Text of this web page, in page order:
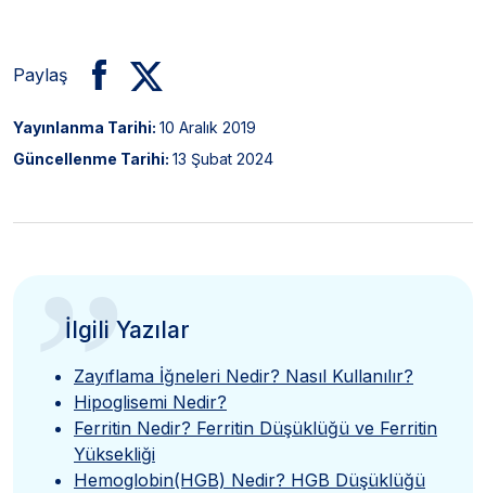
Paylaş
Yayınlanma Tarihi: 10 Aralık 2019
Güncellenme Tarihi: 13 Şubat 2024
”
İlgili Yazılar
Zayıflama İğneleri Nedir? Nasıl Kullanılır?
Hipoglisemi Nedir?
Ferritin Nedir? Ferritin Düşüklüğü ve Ferritin
Yüksekliği
Hemoglobin(HGB) Nedir? HGB Düşüklüğü